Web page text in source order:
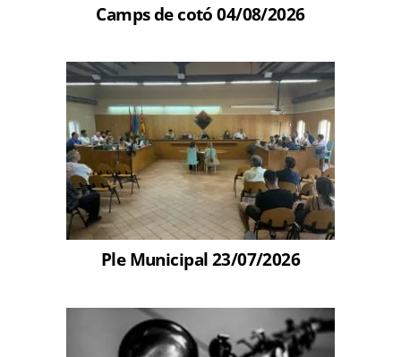
Camps de cotó 04/08/2026
Ple Municipal 23/07/2026